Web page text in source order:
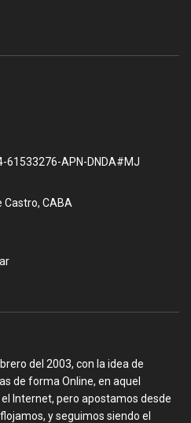
61533276-APN-DNDA#MJ
CABA
del 2003, con la idea de
de forma Online, en aquel
Internet, pero apostamos desde
y seguimos siendo el